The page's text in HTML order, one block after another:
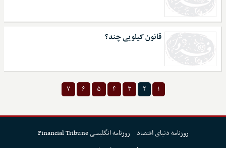
قانون کیلویی چند؟
۱ ۲ ۳ ۴ ۵ ۶ ۷
روزنامه دنیای اقتصاد
روزنامه انگلیسی Financial Tribune